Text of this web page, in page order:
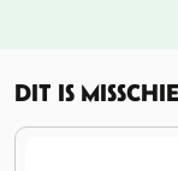
DIT IS